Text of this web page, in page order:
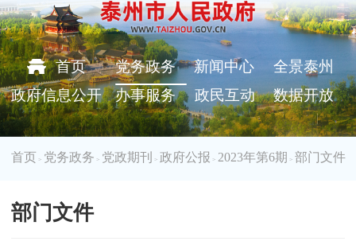
首页 党务政务 新闻中心
全景泰州
政府信息公开
办事服务 政民互动 数据开放
首页 > 党务政务 > 党政期刊 > 政府公报 > 2023年第6期 >部门文件
部门文件